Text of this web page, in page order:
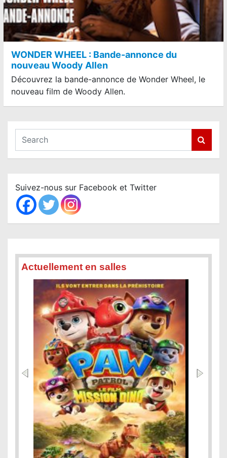
WONDER WHEEL : Bande-annonce du
nouveau Woody Allen
Découvrez la bande-annonce de Wonder Wheel, le
nouveau film de Woody Allen.
a
c
h
Suivez-nous sur Facebook et Twitter
Actuellement en salles